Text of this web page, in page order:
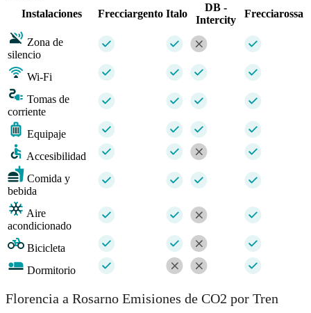
Instalaciones
Frecciargento Italo
DB -
Intercity
Frecciarossa
Zona de
silencio
Wi-Fi
Tomas de
corriente
Equipaje
Accesibilidad
Comida y
bebida
Aire
acondicionado
Bicicleta
Dormitorio
Florencia a Rosarno Emisiones de CO2 por Tren